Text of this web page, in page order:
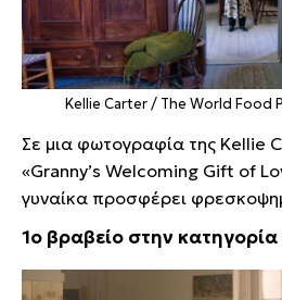
Kellie Carter / The World Food
Σε μια φωτογραφία της Kellie
«Granny’s Welcoming Gift of
γυναίκα προσφέρει
1ο βραβείο στην